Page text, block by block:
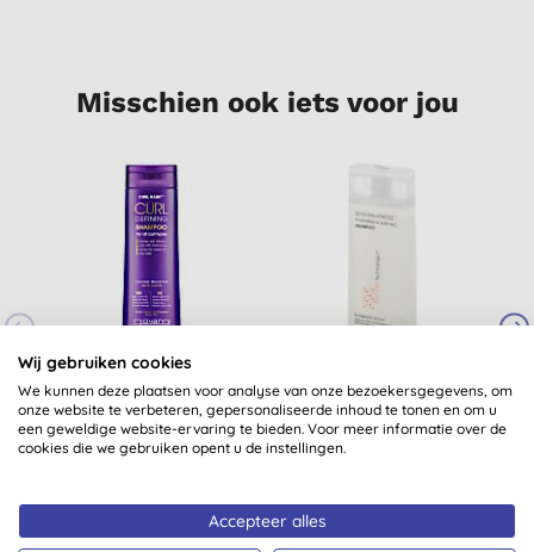
Misschien ook iets voor jou
Giovanni Curl Defining
Shampoo
Giovanni 50:50
Balanced Hydrating-
Clarifying Shampoo
Wij gebruiken cookies
We kunnen deze plaatsen voor analyse van onze bezoekersgegevens, om
onze website te verbeteren, gepersonaliseerde inhoud te tonen en om u
een geweldige website-ervaring te bieden. Voor meer informatie over de
cookies die we gebruiken opent u de instellingen.
Accepteer alles